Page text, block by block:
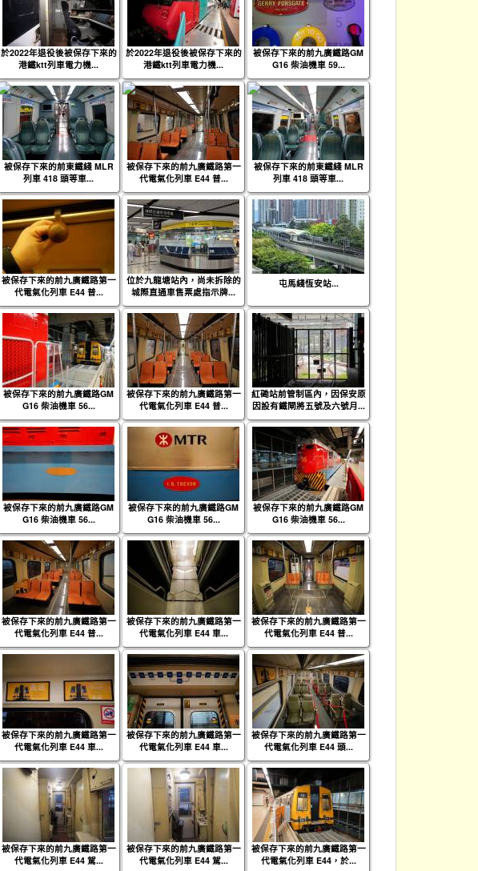
於2022年退役後被保存下來的
港鐵ktt列車電力機...
於2022年退役後被保存下來的
港鐵ktt列車電力機...
被保存下來的前九廣鐵路GM
G16 柴油機車 59...
被保存下來的前東鐵綫 MLR
列車 418 頭等車...
被保存下來的前九廣鐵路第一
代電氣化列車 E44 普...
被保存下來的前東鐵綫 MLR
列車 418 頭等車...
被保存下來的前九廣鐵路第一
代電氣化列車 E44 普...
位於九龍塘站內，尚未拆除的
城際直通車售票處指示牌...
屯馬綫恆安站...
被保存下來的前九廣鐵路GM
G16 柴油機車 56...
被保存下來的前九廣鐵路第一
代電氣化列車 E44 普...
紅磡站前管制區內，因保安原
因設有鐵閘將五號及六號月...
被保存下來的前九廣鐵路GM
G16 柴油機車 56...
被保存下來的前九廣鐵路GM
G16 柴油機車 56...
被保存下來的前九廣鐵路GM
G16 柴油機車 56...
被保存下來的前九廣鐵路第一
代電氣化列車 E44 普...
被保存下來的前九廣鐵路第一
代電氣化列車 E44 車...
被保存下來的前九廣鐵路第一
代電氣化列車 E44 普...
被保存下來的前九廣鐵路第一
代電氣化列車 E44 車...
被保存下來的前九廣鐵路第一
代電氣化列車 E44 車...
被保存下來的前九廣鐵路第一
代電氣化列車 E44 頭...
被保存下來的前九廣鐵路第一
代電氣化列車 E44 駕...
被保存下來的前九廣鐵路第一
代電氣化列車 E44 駕...
被保存下來的前九廣鐵路第一
代電氣化列車 E44，於...